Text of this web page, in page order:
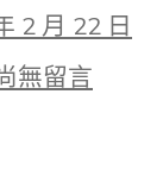
2 月 22 日
從
無留言